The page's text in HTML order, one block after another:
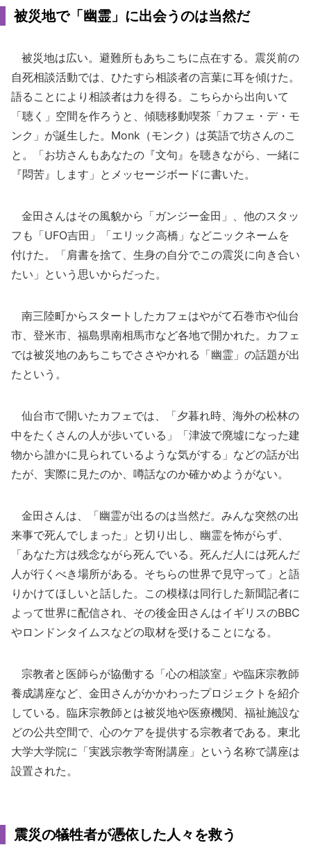
被災地で「幽霊」に出会うのは当然だ
被災地は広い。避難所もあちこちに点在する。震災前の
自死相談活動では、ひたすら相談者の言葉に耳を傾けた。
語ることにより相談者は力を得る。こちらから出向いて
「聴く」空間を作ろうと、傾聴移動喫茶「カフェ・デ・モ
ンク」が誕生した。Monk（モンク）は英語で坊さんのこ
と。「お坊さんもあなたの『文句』を聴きながら、一緒に
『悶苦』します」とメッセージボードに書いた。
金田さんはその風貌から「ガンジー金田」、他のスタッ
フも「UFO吉田」「エリック高橋」などニックネームを
付けた。「肩書を捨て、生身の自分でこの震災に向き合い
たい」という思いからだった。
南三陸町からスタートしたカフェはやがて石巻市や仙台
市、登米市、福島県南相馬市など各地で開かれた。カフェ
では被災地のあちこちでささやかれる「幽霊」の話題が出
たという。
仙台市で開いたカフェでは、「夕暮れ時、海外の松林の
中をたくさんの人が歩いている」「津波で廃墟になった建
物から誰かに見られているような気がする」などの話が出
たが、実際に見たのか、噂話なのか確かめようがない。
金田さんは、「幽霊が出るのは当然だ。みんな突然の出
来事で死んでしまった」と切り出し、幽霊を怖がらず、
「あなた方は残念ながら死んでいる。死んだ人には死んだ
人が行くべき場所がある。そちらの世界で見守って」と語
りかけてほしいと話した。この模様は同行した新聞記者に
よって世界に配信され、その後金田さんはイギリスのBBC
やロンドンタイムスなどの取材を受けることになる。
宗教者と医師らが協働する「心の相談室」や臨床宗教師
養成講座など、金田さんがかかわったプロジェクトを紹介
している。臨床宗教師とは被災地や医療機関、福祉施設な
どの公共空間で、心のケアを提供する宗教者である。東北
大学大学院に「実践宗教学寄附講座」という名称で講座は
設置された。
震災の犠牲者が憑依した人々を救う